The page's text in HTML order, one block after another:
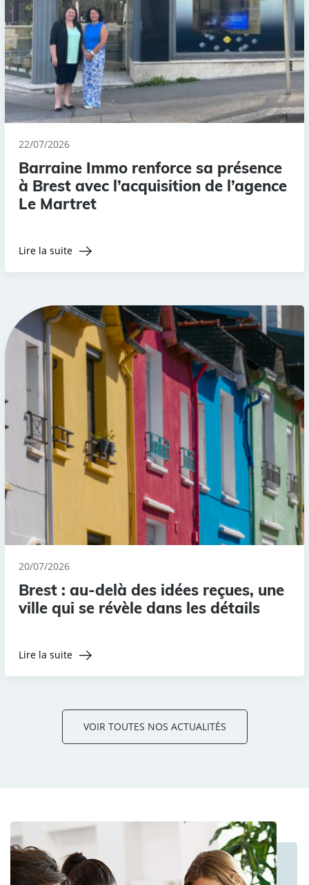
22/07/2026
Barraine Immo renforce sa présence
à Brest avec l’acquisition de l’agence
Le Martret
Lire la suite
20/07/2026
Brest : au-delà des idées reçues, une
ville qui se révèle dans les détails
Lire la suite
VOIR TOUTES NOS ACTUALITÉS